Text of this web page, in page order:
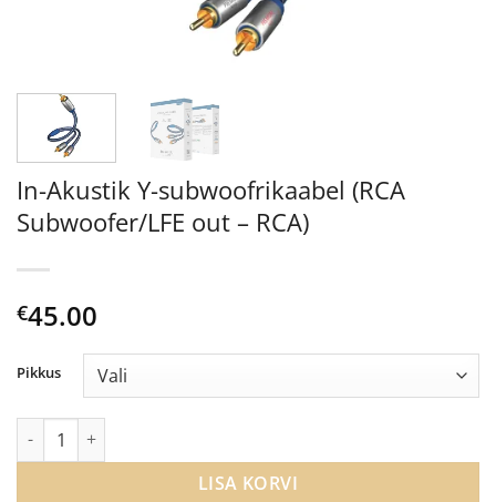
In-Akustik Y-subwoofrikaabel (RCA
Subwoofer/LFE out – RCA)
€45.00
Pikkus
In-Akustik Y-subwoofrikaabel (RCA Subwoofer/LFE out - RCA)
LISA KORVI